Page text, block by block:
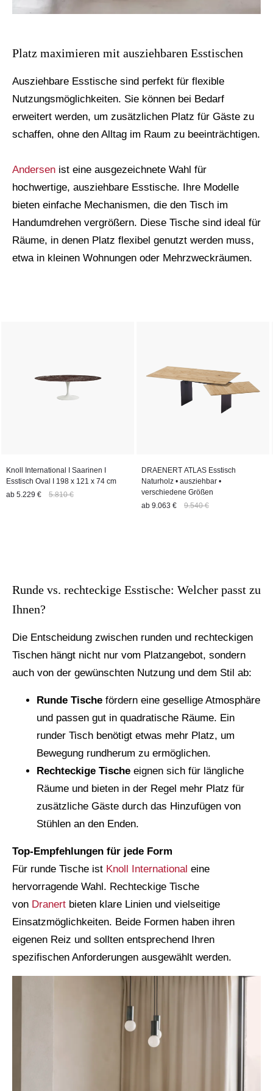
Platz maximieren mit ausziehbaren Esstischen
Ausziehbare Esstische sind perfekt für flexible
Nutzungsmöglichkeiten. Sie können bei Bedarf
erweitert werden, um zusätzlichen Platz für Gäste zu
schaffen, ohne den Alltag im Raum zu beeinträchtigen.
Andersen ist eine ausgezeichnete Wahl für
hochwertige, ausziehbare Esstische. Ihre Modelle
bieten einfache Mechanismen, die den Tisch im
Handumdrehen vergrößern. Diese Tische sind ideal für
Räume, in denen Platz flexibel genutzt werden muss,
etwa in kleinen Wohnungen oder Mehrzweckräumen.
Knoll International I Saarinen I
Esstisch Oval I 198 x 121 x 74 cm
ab 5.229 € 5.810 €
DRAENERT ATLAS Esstisch
Naturholz • ausziehbar •
verschiedene Größen
ab 9.063 € 9.540 €
Runde vs. rechteckige Esstische: Welcher passt zu
Ihnen?
Die Entscheidung zwischen runden und rechteckigen
Tischen hängt nicht nur vom Platzangebot, sondern
auch von der gewünschten Nutzung und dem Stil ab:
Runde Tische fördern eine gesellige Atmosphäre
und passen gut in quadratische Räume. Ein
runder Tisch benötigt etwas mehr Platz, um
Bewegung rundherum zu ermöglichen.
Rechteckige Tische eignen sich für längliche
Räume und bieten in der Regel mehr Platz für
zusätzliche Gäste durch das Hinzufügen von
Stühlen an den Enden.
Top-Empfehlungen für jede Form
Für runde Tische ist Knoll International eine
hervorragende Wahl. Rechteckige Tische
von Dranert bieten klare Linien und vielseitige
Einsatzmöglichkeiten. Beide Formen haben ihren
eigenen Reiz und sollten entsprechend Ihren
spezifischen Anforderungen ausgewählt werden.